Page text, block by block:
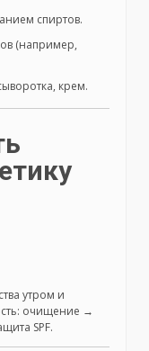
спиртов.
(например,
крем.
утром и
очищение →
SPF.